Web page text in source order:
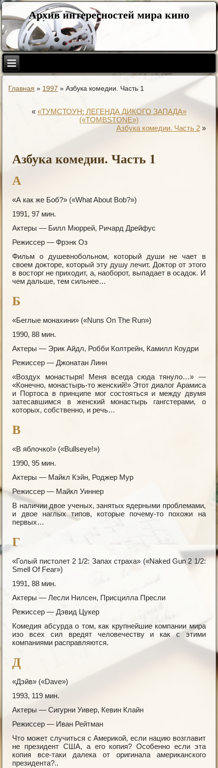
Архив интересностей мира кино
Главная » 1997 »Азбука комедии. Часть 1
« «ТУМСТОУН: ЛЕГЕНДА ДИКОГО ЗАПАДА»
(«TOMBSTONE»)
Азбука комедии. Часть 2»
Азбука комедии. Часть 1
А
«А как же Боб?» («What About Bob?»)
1991, 97 мин.
Актеры — Билл Мюррей, Ричард Дрейфус
Режиссер — Фрэнк Оз
Фильм о душевнобольном, который души не чает в
своем докторе, который эту душу лечит. Доктор от этого
в восторг не приходит, а, наоборот, выпадает в осадок. И
чем дальше, тем сильнее…
Б
«Беглые монахини» («Nuns On The Run»)
1990, 88 мин.
Актеры — Эрик Айдл, Робби Колтрейн, Камилл Коудри
Режиссер — Джонатан Линн
«Воздух монастыря! Меня всегда сюда тянуло…» —
«Конечно, монастырь-то женский!» Этот диалог Арамиса
и Портоса в принципе мог состояться и между двумя
затесавшимся в женский монастырь гангстерами, о
которых, собственно, и речь…
В
«В яблочко!» («Bullseye!»)
1990, 95 мин.
Актеры — Майкл Кэйн, Роджер Мур
Режиссер — Майкл Уиннер
В наличии двое ученых, занятых ядерными проблемами,
и двое наглых типов, которые почему-то похожи на
первых…
Г
«Голый пистолет 2 1/2: Запах страха» («Naked Gun 2 1/2:
Smell Of Fear»)
1991, 88 мин.
Актеры — Лесли Нилсен, Присцилла Пресли
Режиссер — Дэвид Цукер
Комедия абсурда о том, как крупнейшие компании мира
изо всех сил вредят человечеству и как с этими
компаниями расправляются.
Д
«Дэйв» («Dave»)
1993, 119 мин.
Актеры — Сигурни Уивер, Кевин Клайн
Режиссер — Иван Рейтман
Что может случиться с Америкой, если нацию возглавит
не президент США, а его копия? Особенно если эта
копия все-таки далека от оригинала американского
президента?..